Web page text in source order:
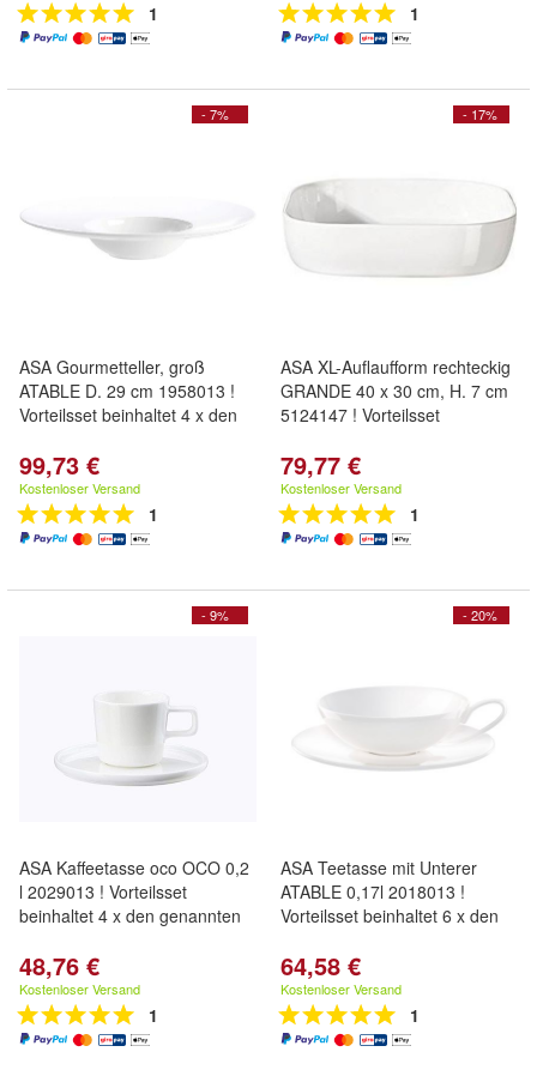
1 1
- 7%
ASA Gourmetteller, groß
ATABLE D. 29 cm 1958013 !
Vorteilsset beinhaltet 4 x den
99,73 €
Kostenloser Versand
1
- 17%
ASA XL-Auflaufform rechteckig
GRANDE 40 x 30 cm, H. 7 cm
5124147 ! Vorteilsset
79,77 €
Kostenloser Versand
1
- 9%
ASA Kaffeetasse oco OCO 0,2
l 2029013 ! Vorteilsset
beinhaltet 4 x den genannten
48,76 €
Kostenloser Versand
1
- 20%
ASA Teetasse mit Unterer
ATABLE 0,17l 2018013 !
Vorteilsset beinhaltet 6 x den
64,58 €
Kostenloser Versand
1